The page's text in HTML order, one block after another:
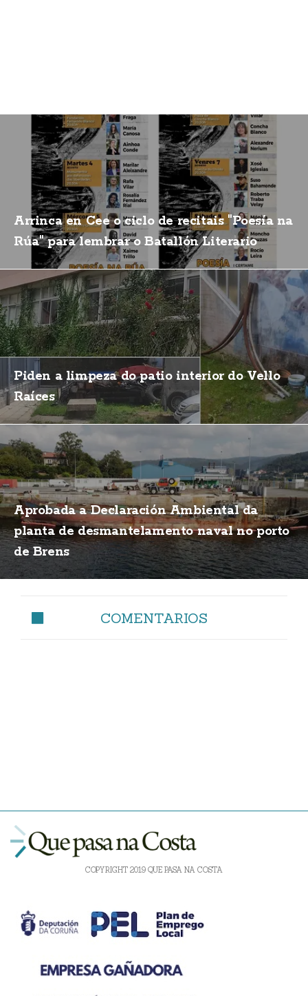
Arrinca en Cee o ciclo de recitais "Poesía na
Rúa" para lembrar o Batallón Literario
Piden a limpeza do patio interior do Vello
Raíces
Aprobada a Declaración Ambiental da
planta de desmantelamento naval no porto
de Brens
COMENTARIOS
COPYRIGHT 2019 QUE PASA NA COSTA